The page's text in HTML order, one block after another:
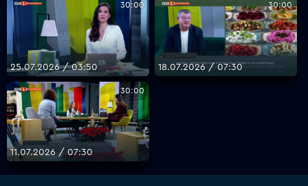
30:00
25.07.2026 / 03:50
30:00
18.07.2026 / 07:30
30:00
11.07.2026 / 07:30